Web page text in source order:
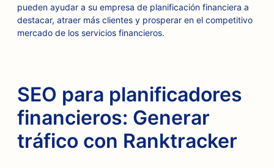
pueden ayudar a su empresa de planificación financiera a
destacar, atraer más clientes y prosperar en el competitivo
mercado de los servicios financieros.
SEO para planificadores
financieros: Generar
tráfico con Ranktracker